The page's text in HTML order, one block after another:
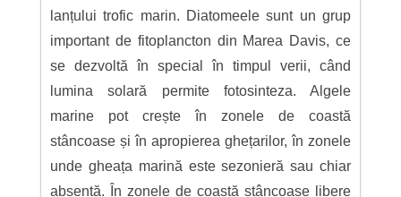
lanțului trofic marin. Diatomeele sunt un grup
important de fitoplancton din Marea Davis, ce
se dezvoltă în special în timpul verii, când
lumina solară permite fotosinteza. Algele
marine pot crește în zonele de coastă
stâncoase și în apropierea ghețarilor, în zonele
unde gheața marină este sezonieră sau chiar
absentă. În zonele de coastă stâncoase libere